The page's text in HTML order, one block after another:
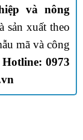
và nông
sản xuất theo
mã và công
Hotline: 0973